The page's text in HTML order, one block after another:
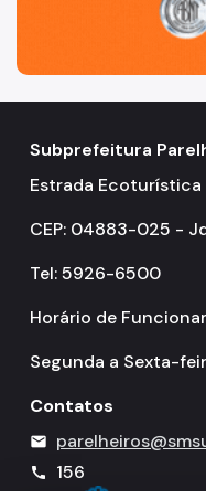
Subprefeitura
Estrada Ecoturística
CEP: 04883-025 -
Tel: 5926-6500
Horário de
Segunda a Sexta-
Contatos
mail
call 156